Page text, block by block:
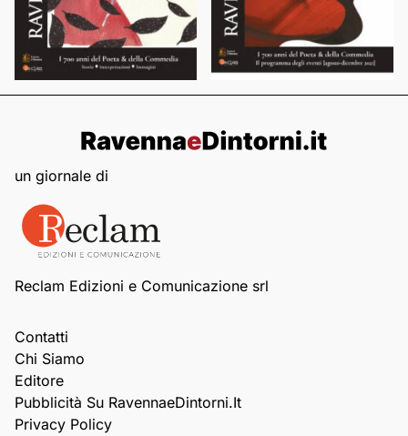
un giornale di
Reclam Edizioni e Comunicazione srl
Contatti
Chi Siamo
Editore
Pubblicità Su RavennaeDintorni.it
Privacy Policy